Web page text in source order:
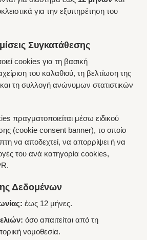
για την εξυπηρέτηση του
Συγκατάθεσης
cookies για τη βασική
του καλαθιού, τη βελτίωση της
τη συλλογή ανώνυμων στατιστικών
πραγματοποιείται μέσω ειδικού
(cookie consent banner), το οποίο
να αποδεχτεί, να απορρίψει ή να
του ανά κατηγορία cookies,
Δεδομένων
έως 12 μήνες.
όσο απαιτείται από τη
νομοθεσία.